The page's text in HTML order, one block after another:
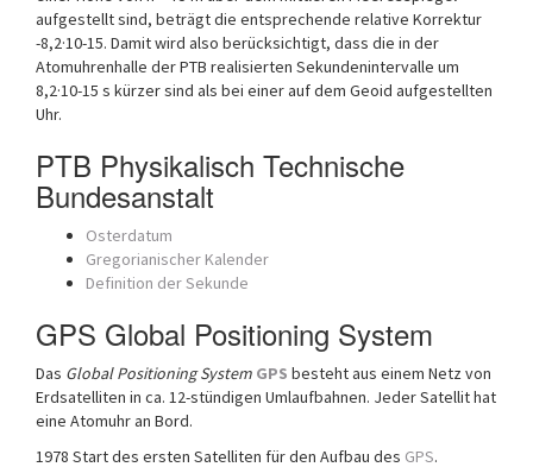
aufgestellt sind, beträgt die entsprechende relative Korrektur
-8,2·10-15. Damit wird also berücksichtigt, dass die in der
Atomuhrenhalle der PTB realisierten Sekundenintervalle um
8,2·10-15 s kürzer sind als bei einer auf dem Geoid aufgestellten
Uhr.
PTB Physikalisch Technische
Bundesanstalt
Osterdatum
Gregorianischer Kalender
Definition der Sekunde
GPS Global Positioning System
Das Global Positioning System GPS besteht aus einem Netz von
Erdsatelliten in ca. 12-stündigen Umlaufbahnen. Jeder Satellit hat
eine Atomuhr an Bord.
1978 Start des ersten Satelliten für den Aufbau des GPS.